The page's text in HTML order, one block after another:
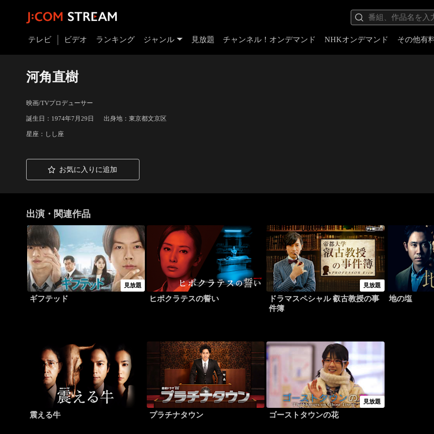
テレビ ビデオ ランキング ジャンル 見放題 チャンネル！オンデマンド NHKオンデマンド その他有
河角直樹
映画/TVプロデューサー
誕生日：1974年7月29日 出身地：東京都文京区
星座：しし座
お気に入りに追加
出演・関連作品
見放題
ギフテッド ヒポクラテスの誓い
見放題
ドラマスペシャル 叡古教授の事
件簿
地の塩
震える牛 プラチナタウン
見放題
ゴーストタウンの花